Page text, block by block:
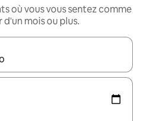
où vous vous sentez comme
d'un mois ou plus.
utilisez les flèches vers le